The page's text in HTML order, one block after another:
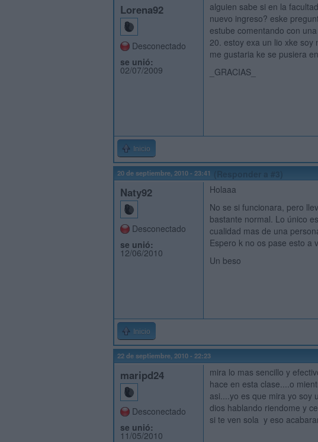
Lorena92
Desconectado
se unió:
02/07/2009
alguien sabe si en la
nuevo ingreso? eske
estube comentando con
20. estoy exa un lio xke soy
me gustaria ke se pusiera
_GRACIAS_
Inicio
20 de septiembre, 2010 - 23:41
Naty92
Desconectado
se unió:
12/06/2010
Holaaa
No se si funcionara, pero
bastante normal. Lo único
cualidad mas de una
Espero k no os pase esto a
Un beso
Inicio
22 de septiembre, 2010 - 22:23
maripd24
Desconectado
se unió:
11/05/2010
mira lo mas sencillo y
hace en esta clase....o
asi....yo es que mira yo soy
dios hablando riendome y
si te ven sola y eso